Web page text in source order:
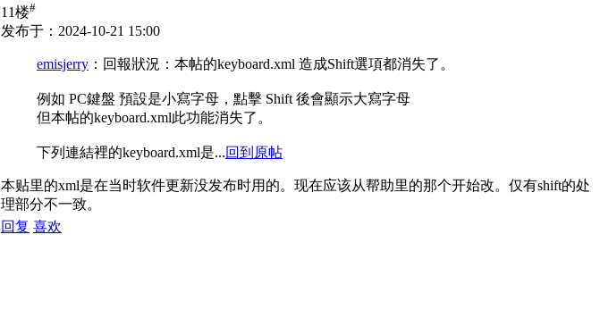
11楼#
发布于：2024-10-21 15:00
emisjerry ：回報狀況：本帖的keyboard.xml 造成Shift選項都消失了。
例如 PC鍵盤 預設是小寫字母，點擊 Shift 後會顯示大寫字母
但本帖的keyboard.xml此功能消失了。
下列連結裡的keyboard.xml是...回到原帖
本贴里的xml是在当时软件更新没发布时用的。现在应该从帮助里的那个开始改。仅有shift的处
理部分不一致。
回复 喜欢